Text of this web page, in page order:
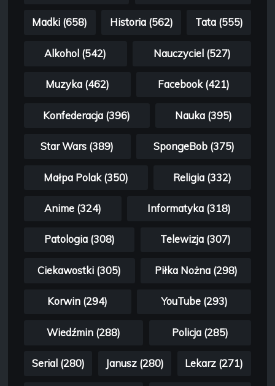
Madki (658) Historia (562) Tata (555)
Alkohol (542) Nauczyciel (527)
Muzyka (462) Facebook (421)
Konfederacja (396) Nauka (395)
Star Wars (389) SpongeBob (375)
Małpa Polak (350) Religia (332)
Anime (324) Informatyka (318)
Patologia (308) Telewizja (307)
Ciekawostki (305) Piłka Nożna (298)
Korwin (294) YouTube (293)
Wiedźmin (288) Policja (285)
Serial (280) Janusz (280) Lekarz (271)